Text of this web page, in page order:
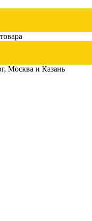
Москва и Казань